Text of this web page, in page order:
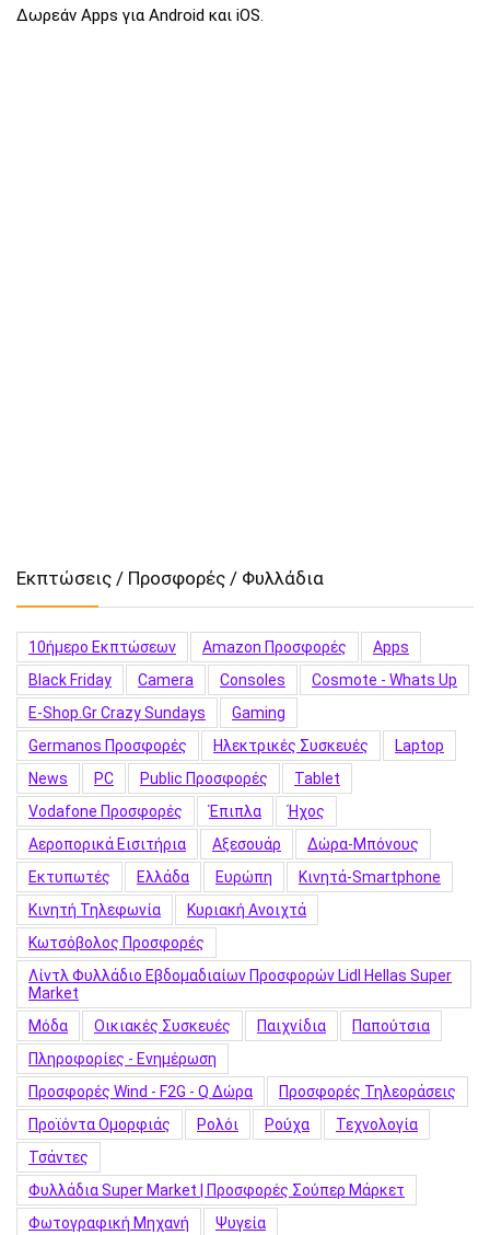
Δωρεάν Apps για Android και iOS.
Εκπτώσεις / Προσφορές / Φυλλάδια
10ήμερο Εκπτώσεων Amazon Προσφορές
Apps
Black Friday
Camera Consoles
Cosmote - Whats Up
E-Shop.gr Crazy Sundays
Gaming
Germanos Προσφορές
Hλεκτρικές Συσκευές
Laptop
News
PC Public Προσφορές
Tablet
Vodafone Προσφορές
Έπιπλα
Ήχος
Αεροπορικά Εισιτήρια
Αξεσουάρ
Δώρα-Μπόνους
Εκτυπωτές
Ελλάδα Ευρώπη
Κινητά-Smartphone
Κινητή Τηλεφωνία
Κυριακή Ανοιχτά
Κωτσόβολος Προσφορές
Λίντλ Φυλλάδιο Εβδομαδιαίων Προσφορών Lidl Hellas Super
Market
Μόδα
Οικιακές Συσκευές Παιχνίδια
Παπούτσια
Πληροφορίες - Ενημέρωση
Προσφορές Wind - F2G - Q Δώρα
Προσφορές Τηλεοράσεις
Προϊόντα Ομορφιάς
Ρολόι Ρούχα
Τεχνολογία
Τσάντες
Φυλλάδια Super Market | Προσφορές Σούπερ Μάρκετ
Φωτογραφική Μηχανή
Ψυγεία